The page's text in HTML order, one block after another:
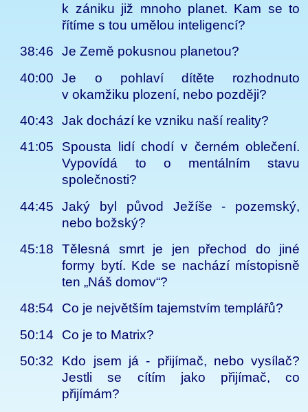
k zániku již mnoho planet. Kam se to
řítíme s tou umělou inteligencí?
38:46
Je Země pokusnou planetou?
40:00
Je o pohlaví dítěte rozhodnuto
v okamžiku plození, nebo později?
40:43
Jak dochází ke vzniku naší reality?
41:05
Spousta lidí chodí v černém oblečení.
Vypovídá to o mentálním stavu
společnosti?
44:45
Jaký byl původ Ježíše - pozemský,
nebo božský?
45:18
Tělesná smrt je jen přechod do jiné
formy bytí. Kde se nachází místopisně
ten „Náš domov“?
48:54
Co je největším tajemstvím templářů?
50:14
Co je to Matrix?
50:32
Kdo jsem já - přijímač, nebo vysílač?
Jestli se cítím jako přijímač, co
přijímám?